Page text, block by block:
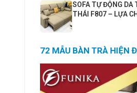
SOFA TỰ ĐỘNG DA
THÁI F807 – LỰA
72 MẪU BÀN TRÀ HIỆN